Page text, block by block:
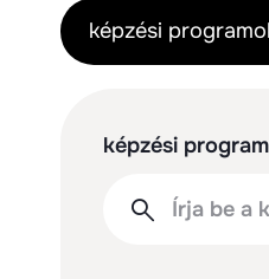
képzési
képzési